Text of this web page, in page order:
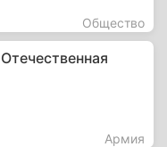
Общество
Армия